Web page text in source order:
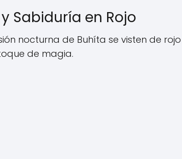
Sabiduría en Rojo
nocturna de Buhíta se visten de
de magia.